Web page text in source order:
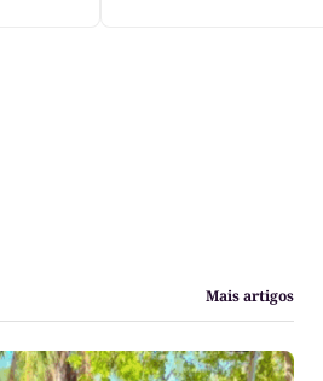
Mais artigos